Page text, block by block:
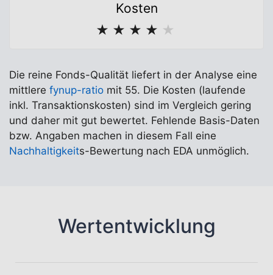
Kosten
★ ★ ★ ★ ★
Die reine Fonds-Qualität liefert in der Analyse eine
mittlere fynup-ratio mit 55. Die Kosten (laufende
inkl. Transaktionskosten) sind im Vergleich gering
und daher mit gut bewertet. Fehlende Basis-Daten
bzw. Angaben machen in diesem Fall eine
Nachhaltigkeits-Bewertung nach EDA unmöglich.
Wertentwicklung